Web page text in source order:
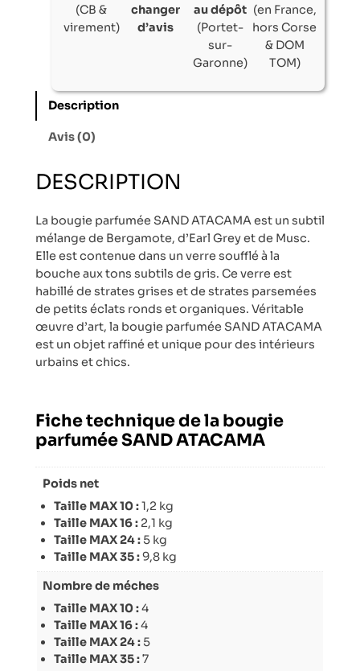
(CB &
virement)
changer
d’avis
au dépôt
(Portet-
sur-
Garonne)
(en France,
hors Corse
& DOM
TOM)
Description
Avis (0)
DESCRIPTION
La bougie parfumée SAND ATACAMA est un subtil
mélange de Bergamote, d’Earl Grey et de Musc.
Elle est contenue dans un verre soufflé à la
bouche aux tons subtils de gris. Ce verre est
habillé de strates grises et de strates parsemées
de petits éclats ronds et organiques. Véritable
œuvre d’art, la bougie parfumée SAND ATACAMA
est un objet raffiné et unique pour des intérieurs
urbains et chics.
Fiche technique de la bougie
parfumée SAND ATACAMA
Poids net
Taille MAX 10 :1,2 kg
Taille MAX 16 : 2,1 kg
Taille MAX 24 : 5 kg
Taille MAX 35 :9,8 kg
Nombre de méches
Taille MAX 10 :4
Taille MAX 16 :4
Taille MAX 24 : 5
Taille MAX 35 :7